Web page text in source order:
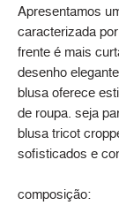
Apresentamos
caracterizada
frente é mais
desenho
blusa oferece
de roupa. seja
blusa tricot
sofisticados e
composição: